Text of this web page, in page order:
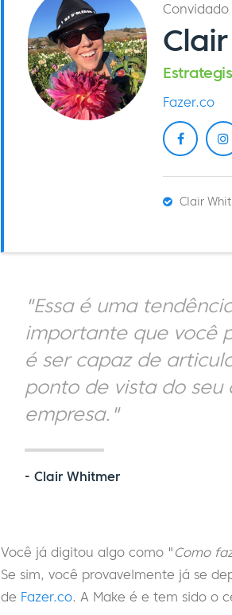
Fazer.co
Clair
"Essa é uma
importante que você
é ser capaz de
ponto de vista do
empresa."
- Clair Whitmer
Você já digitou algo como " Como
Se sim, você provavelmente já se
de Fazer.co. A Make é e tem sido o